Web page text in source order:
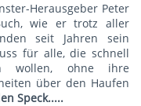
Herausgeber Peter
wie er trotz aller
seit Jahren sein
für alle, die schnell
wollen, ohne ihre
über den Haufen
Speck.....